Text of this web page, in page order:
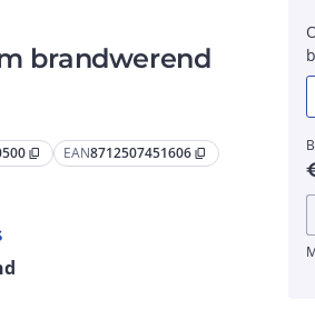
brandwerend
content_copy EAN8712507451606 content_copy